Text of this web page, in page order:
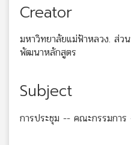
Creator
มหาวิทยาลัยแม่ฟ้าหลวง. ส่ว
พัฒนาหลักสูตร
Subject
การประชุม -- คณะกรรมการ